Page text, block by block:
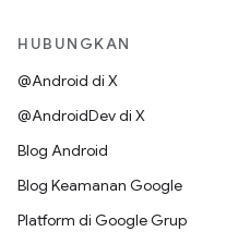
HUBUNGKAN
@Android di X
@AndroidDev di X
Blog Android
Blog Keamanan Google
Platform di Google Grup